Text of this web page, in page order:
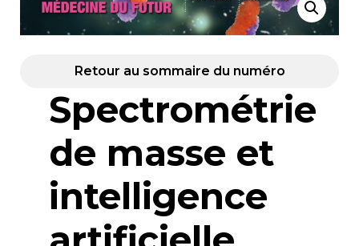
Retour au sommaire du numéro
Spectrométrie
de masse et
intelligence